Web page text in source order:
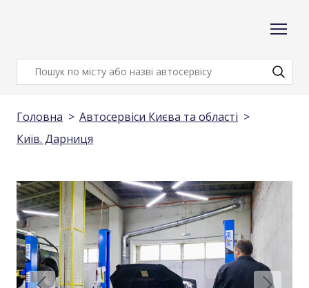
Головна
Автосервіси Києва та області
Київ. Дарниця